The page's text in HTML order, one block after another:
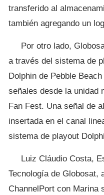
transferido al
también agregando un
Por otro lado,
a través del sistema de
Dolphin de Pebble
señales desde la unidad
Fan Fest. Una señal de
insertada en el canal
sistema de playout
Luiz Cláudio Costa,
Tecnología de Globosat,
ChannelPort con Marina